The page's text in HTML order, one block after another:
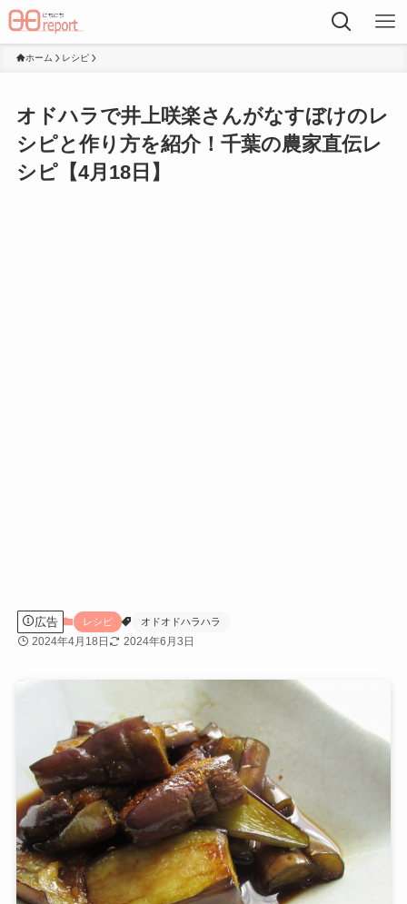
ホーム レシピ
オドハラで井上咲楽さんがなすぼけのレ
シピと作り方を紹介！千葉の農家直伝レ
シピ【4月18日】
広告 レシピ オドオドハラハラ
2024年4月18日 2024年6月3日